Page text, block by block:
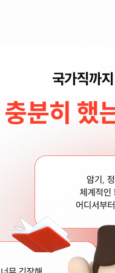
국가직까
분히 했